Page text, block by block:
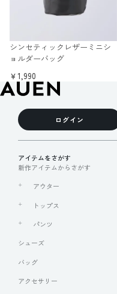
シンセティックレザーミニシ
ョルダーバッグ
￥1,990
ログイン
アイテムをさがす
新作アイテムからさがす
アウター
トップス
パンツ
シューズ
バッグ
アクセサリー